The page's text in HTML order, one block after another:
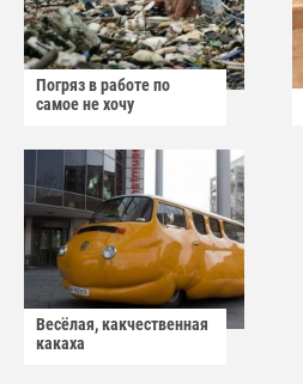
Погряз в работе по
самое не хочу
Весёлая, какчественная
какаха